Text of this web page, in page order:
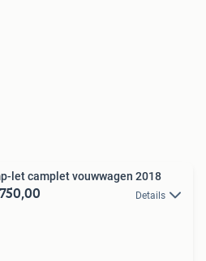
let camplet vouwwagen 2018
Details